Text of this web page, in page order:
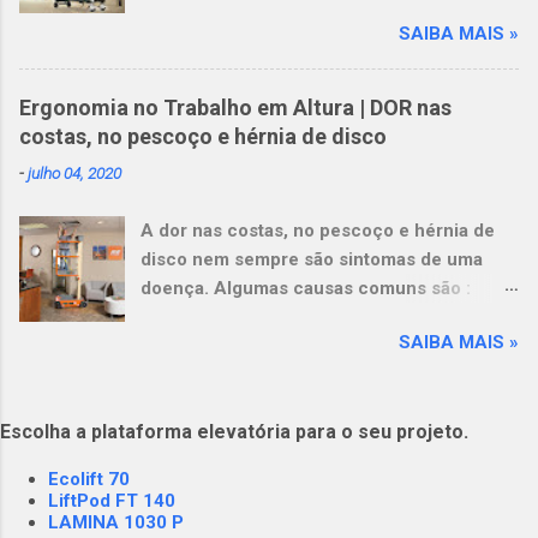
superfícies planas. (118.363-0 / I2)
ferramentas e materiais : A capacidade da
plataforma de 249 kg (550 lb) aumenta a
produtividade e reduz a fadiga do operador.
Opere em pisos delicados : Seu design leve,
em combinação com baixa pressão sobre o
carga. View this post on Instagram A post
shared by Plataformas Elevatórias NEST
(@nestrental)
SAIBA MAIS »
Ergonomia no Trabalho em Altura | DOR nas
costas, no pescoço e hérnia de disco
-julho 04, 2020
A dor nas costas, no pescoço e hérnia de
disco nem sempre são sintomas de uma
doença. Algumas causas comuns são :
em excesso no lazer ou trabalho a
posição desconfortável uso de uma base
escadas e andaimes)
SAIBA MAIS »
Escolha a plataforma elevatória para o seu projeto.
Ecolift 70
LiftPod FT 140
LAMINA 1030 P